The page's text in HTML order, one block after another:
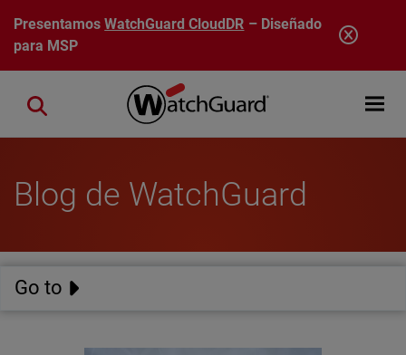
Pasar al contenido principal
PresentamosWatchGuard CloudDR – Diseñado
para MSP
Open
Close search
Blog de WatchGuard
Go to